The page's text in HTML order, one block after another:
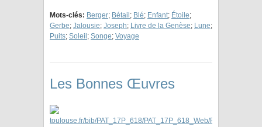
Mots-clés: Berger; Bétail ; Blé; Enfant; Étoile;
Gerbe; Jalousie; Joseph; Livre de la Genèse; Lune;
Puits; Soleil ; Songe; Voyage
Les Bonnes Œuvres